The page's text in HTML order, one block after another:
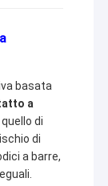
basata
a
di
di
a barre,